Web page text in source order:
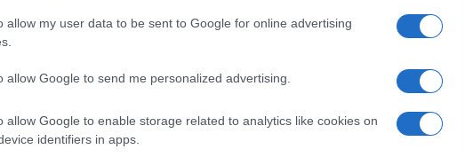
allow my user data to be sent to Google for online advertising
allow Google to send me personalized advertising.
allow Google to enable storage related to analytics like cookies on
identifiers in apps.
per la maggior parte residenti nella Capitale,
Quasi il 70% delle partecipanti ha figli e solo il
coerente con il lavoro svolto. Questi dati
donne nel rientrare al lavoro, ma pongono